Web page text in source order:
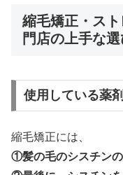
縮毛矯正・ス
門店の上手な
使用している薬
縮毛矯正には、
①髪の毛のシスチン